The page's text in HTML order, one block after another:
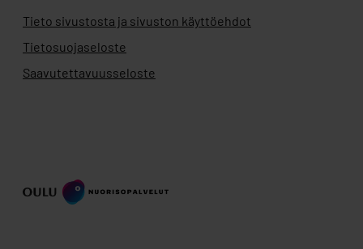
Tieto sivustosta ja sivuston käyttöehdot
Tietosuojaseloste
Saavutettavuusseloste